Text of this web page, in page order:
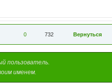
Вернуться
732
0
пользователь.
именем.